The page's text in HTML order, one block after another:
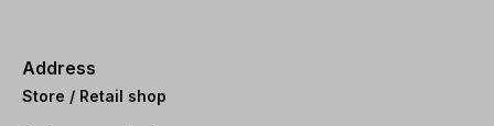
Address
Store / Retail shop